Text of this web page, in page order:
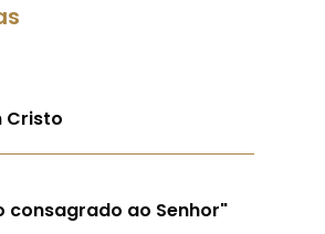
Cristo
consagrado ao Senhor"